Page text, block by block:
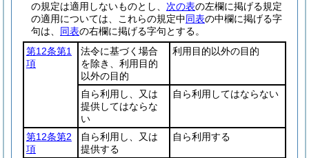
の規定は適用しないものとし、 次の表の左欄に掲げる規定
の適用については、これらの規定中同表の中欄に掲げる字
句は、 同表の右欄に掲げる字句とする。
第12条第1
項
法令に基づく場合
を除き、利用目的
以外の目的
利用目的以外の目的
自ら利用し、又は
提供してはならな
い
自ら利用してはならない
第12条第2
項
自ら利用し、又は
提供する
自ら利用する